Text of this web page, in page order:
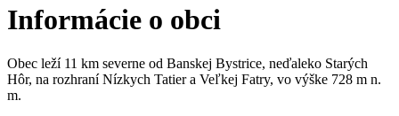
Informácie o obci
Obec leží 11 km severne od Banskej Bystrice, neďaleko Starých
Hôr, na rozhraní Nízkych Tatier a Veľkej Fatry, vo výške 728 m n.
m.